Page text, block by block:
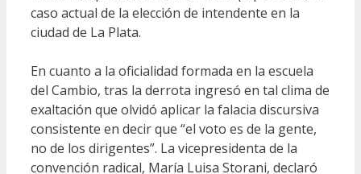
caso actual de la elección de intendente en la
ciudad de La Plata.
En cuanto a la oficialidad formada en la escuela
del Cambio, tras la derrota ingresó en tal clima de
exaltación que olvidó aplicar la falacia discursiva
consistente en decir que “el voto es de la gente,
no de los dirigentes”. La vicepresidenta de la
convención radical, María Luisa Storani, declaró